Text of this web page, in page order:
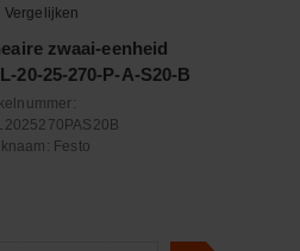
Vergelijken
zwaai-eenheid
20-25-270-P-A-S20-B
Festo